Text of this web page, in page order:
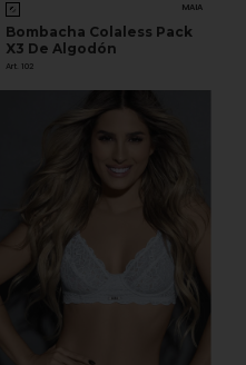
MAIA
Bombacha Colaless Pack
X3 De Algodón
Art. 102